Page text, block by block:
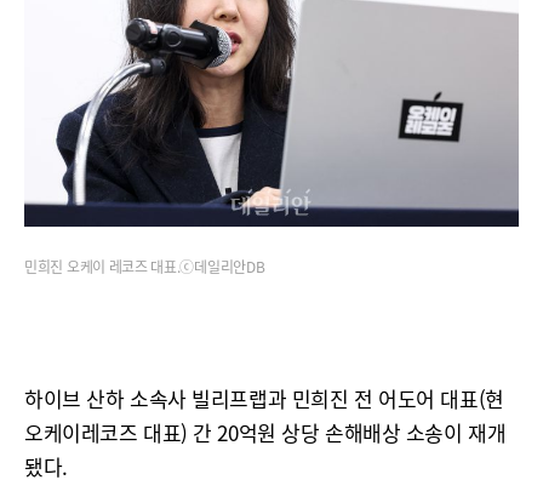
민희진 오케이 레코즈 대표.ⓒ데일리안DB
하이브 산하 소속사 빌리프랩과 민희진 전 어도어 대표(현
오케이레코즈 대표) 간 20억원 상당 손해배상 소송이 재개
됐다.